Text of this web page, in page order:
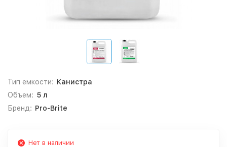
Тип емкости: Канистра
Объем: 5 л
Бренд: Pro-Brite
Нет в наличии